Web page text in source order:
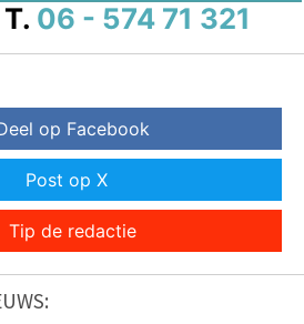
T. 06 - 574 71 321
op Facebook
Post op X
Tip de redactie